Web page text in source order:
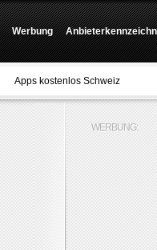
Werbung
Apps kostenlos Schweiz
WERBUNG: